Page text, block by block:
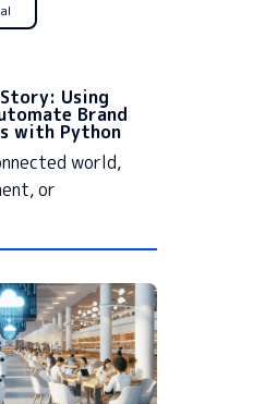
Using
Brand
with Python
world,
or